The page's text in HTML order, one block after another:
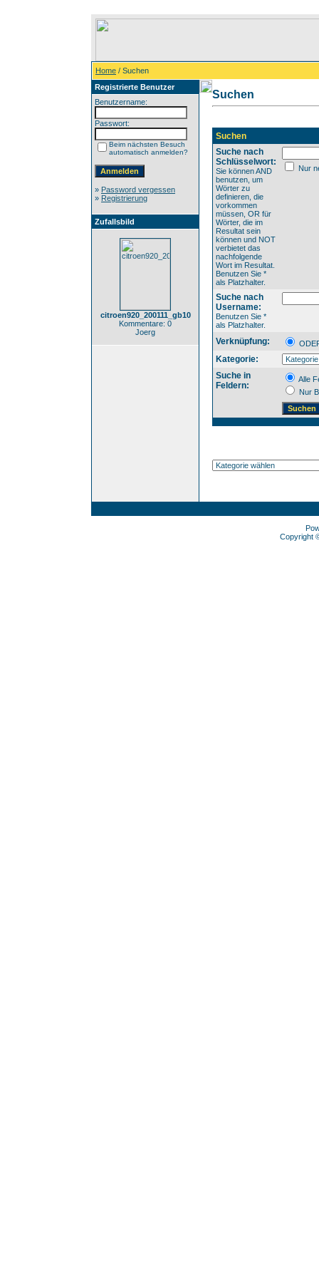
Home / Suchen
Registrierte Benutzer
Benutzername:
Passwort:
Beim nächsten Besuch
automatisch anmelden?
» Password vergessen
» Registrierung
Zufallsbild
citroen920_200111_gb10
Kommentare: 0
Joerg
Suchen
Suchen
Suche nach
Schlüsselwort:
Sie können AND
benutzen, um
Wörter zu
definieren, die
vorkommen
müssen, OR für
Wörter, die im
Resultat sein
können und NOT
verbietet das
nachfolgende
Wort im Resultat.
Benutzen Sie *
als Platzhalter.
Nur
Suche nach
Username:
Benutzen Sie *
als Platzhalter.
Verknüpfung:
Kategorie:
Suche in
Feldern:
Alle
Nur
Copyright